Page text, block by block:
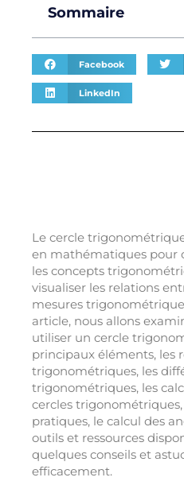
Sommaire
Facebook
LinkedIn
Le cercle
en mathématiques pour
les concepts
visualiser les relations
mesures
article, nous allons
utiliser un cercle
principaux éléments, les
trigonométriques, les
trigonométriques, les
cercles
pratiques, le calcul des
outils et ressources
quelques conseils et
efficacement.